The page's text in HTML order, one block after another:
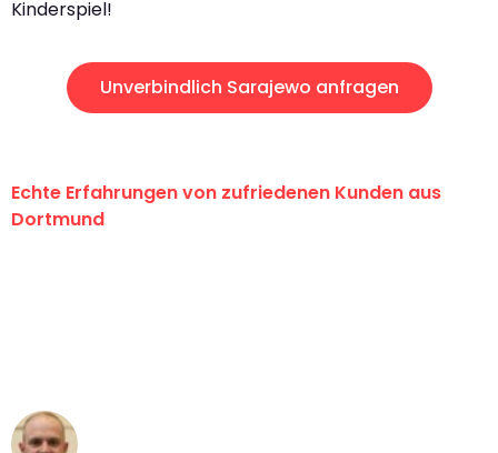
Kinderspiel!
Unverbindlich Sarajewo anfragen
Echte Erfahrungen von zufriedenen Kunden aus
Dortmund